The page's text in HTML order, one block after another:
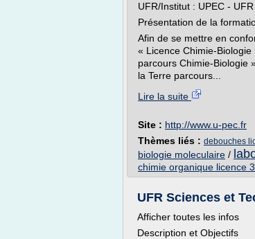
UFR/Institut : UPEC -
Présentation de la
Afin de se mettre en
« Licence Chimie-
parcours Chimie-Biologie
la Terre parcours...
Lire la suite
Site : http://www.u-pec.fr
Thèmes liés : debouches
biologie moleculaire /
chimie organique licence 3
UFR Sciences et
Afficher toutes les infos
Description et Objectifs